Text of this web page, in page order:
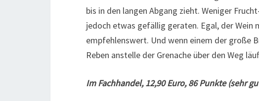
bis in den langen Abgang zieht. Weniger
jedoch etwas gefällig geraten. Egal, der Wein
empfehlenswert. Und wenn einem der große
Reben anstelle der Grenache über den Weg
Im Fachhandel, 12,90 Euro, 86 Punkte (sehr